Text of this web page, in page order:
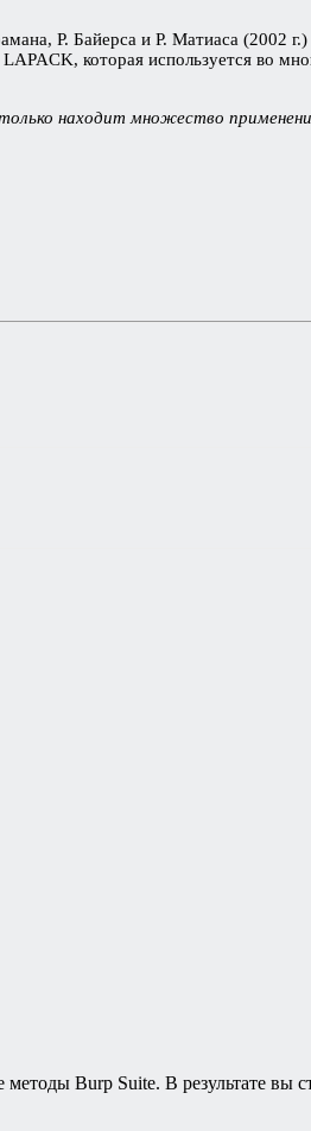
Р. Байерса и Р. Матиаса (2002
которая используется во
находит множество
Burp Suite. В результате вы